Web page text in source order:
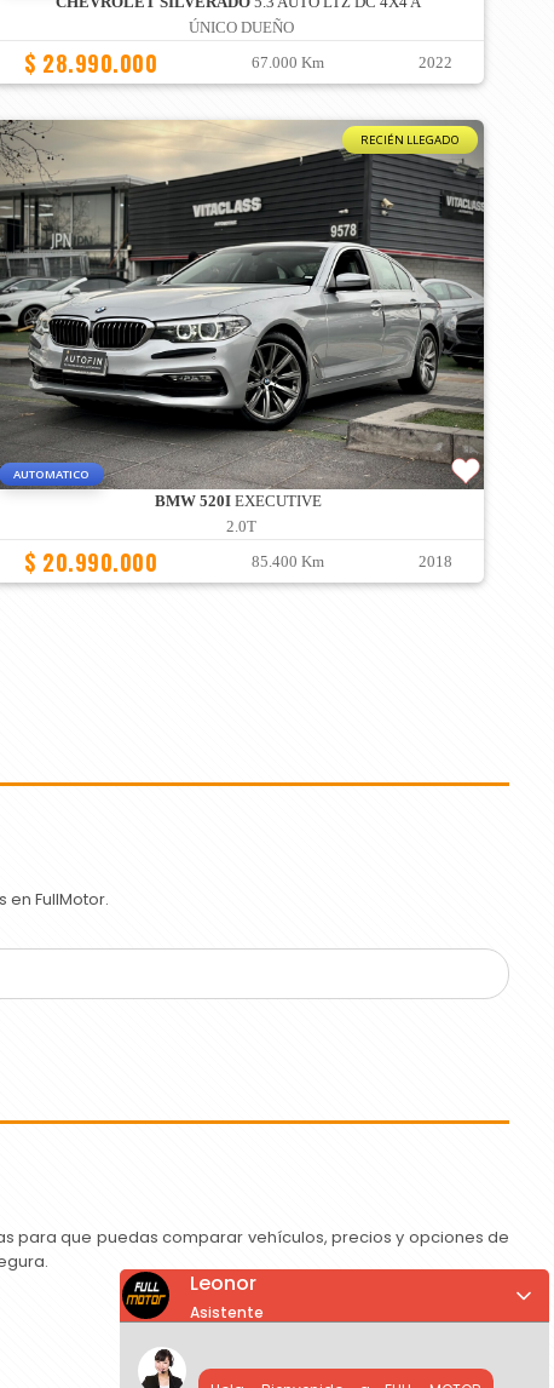
ÚNICO DUEÑO
$ 28.990.000 67.000 Km 2022
RECIÉN LLEGADO
AUTOMATICO
BMW 520IEXECUTIVE
2.0T
$ 20.990.000 85.400 Km 2018
FullMotor.
para que puedas comparar vehículos, precios y opciones de
Leonor
Asistente